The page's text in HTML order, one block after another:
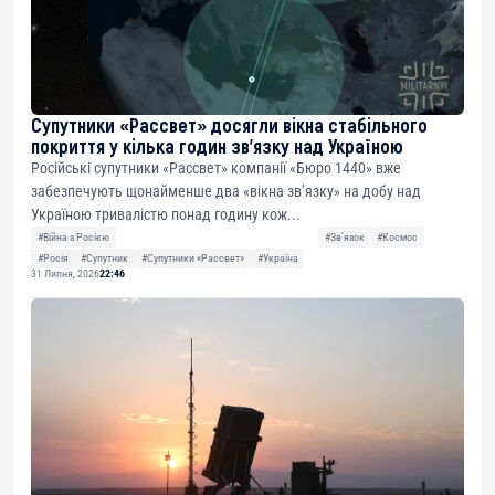
Супутники «Рассвет» досягли вікна стабільного
покриття у кілька годин зв’язку над Україною
Російські супутники «Рассвет» компанії «Бюро 1440» вже
забезпечують щонайменше два «вікна зв’язку» на добу над
Україною тривалістю понад годину кож...
#Війна з Росією #Звʼязок
#Космос
#Росія
#Супутник #Супутники «Рассвет»
#Україна
31 Липня, 202622:46